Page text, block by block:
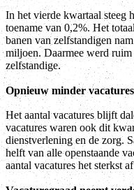
In het vierde kwartaal steeg
toename van 0,2%. Het
banen van zelfstandigen
miljoen. Daarmee werd
zelfstandige.
Opnieuw minder vacatures
Het aantal vacatures blijft
vacatures waren ook dit
dienstverlening en de zorg.
helft van alle openstaande
aantal vacatures het sterkst